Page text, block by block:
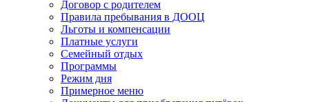
Договор с родителем
Правила пребывания в ДООЦ
Льготы и компенсации
Платные услуги
Семейный отдых
Программы
Режим дня
Примерное меню